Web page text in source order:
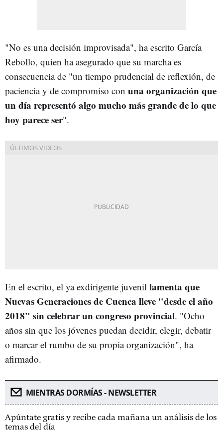
"No es una decisión improvisada", ha escrito García
Rebollo, quien ha asegurado que su marcha es
consecuencia de "un tiempo prudencial de reflexión, de
paciencia y de compromiso con una organización que
un día representó algo mucho más grande de lo que
hoy parece ser".
En el escrito, el ya exdirigente juvenil lamenta que
Nuevas Generaciones de Cuenca lleve "desde el año
2018" sin celebrar un congreso provincial. "Ocho
años sin que los jóvenes puedan decidir, elegir, debatir
o marcar el rumbo de su propia organización", ha
afirmado.
MIENTRAS DORMÍAS - NEWSLETTER
Apúntate gratis y recibe cada mañana un análisis de los
temas del día